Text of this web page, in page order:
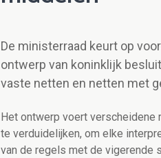
De ministerraad keurt op
ontwerp van koninklijk
vaste netten en netten met
Het ontwerp voert verscheidene
te verduidelijken, om elke
van de regels met de vigerende